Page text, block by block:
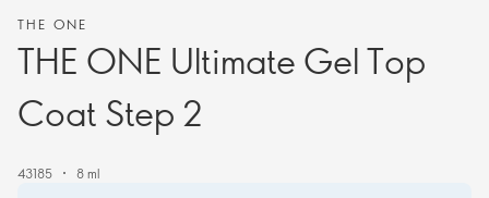
THE ONE
THE ONE Ultimate Gel Top
Coat Step 2
43185 8 ml